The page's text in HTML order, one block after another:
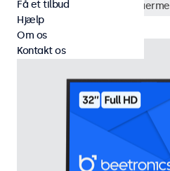
Indbygget 32 tommer skaerme
Få et tilbud
Hjælp
Om os
Kontakt os